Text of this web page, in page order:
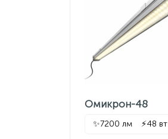
Омикрон-48
✨7200 лм ⚡48 вт